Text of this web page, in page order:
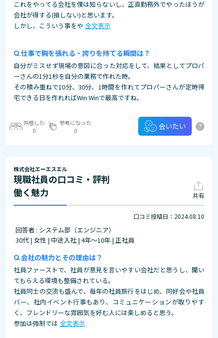
これをやってる会社を僕は知らないし、正直勤務外でやったほうが
会社が得する(損しない)と思います。
しかし、こういう事をや 全文表示
仕事で胸を張れる・誇りを持てる瞬間は？
自分がミスせず現場の意図に合った対応をして、結果としてプロパ
ーさんの1分1秒を自分の業務で作れた時。
その積み重ねで10分、30分、1時間を作れてプロパーさんが定時帰
宅できる日を作れればWin Winで最高ですね。
共感した
0
参考になった
0
会いたい ?
株式会社エーエスエル
現職社員の口コミ・評判
働く魅力
共有
口コミ投稿日：2024.08.10
回答者 : システム部（エンジニア）
30代 | 女性 | 中途入社 | 4年～10年 | 正社員
会社の魅力とその理由は？
社員ファーストで、社員が意見を言いやすい会社だと思うし、聞い
てもらえる環境も整備されている。
社員同士の交流も盛んで、毎年の社員旅行をはじめ、同好会や社員
バー、社内イベント行事もあり、コミュニケーションが取りやす
く、フレンドリーな雰囲気を好む人には楽しめると思う。
参加は強制では 全文表示